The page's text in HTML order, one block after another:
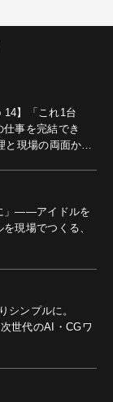
14】「これ1台
事を完結でき
現場の両面から
」――アイドルを
現場でつくる、
シンプルに。
世代のAI・CGワ